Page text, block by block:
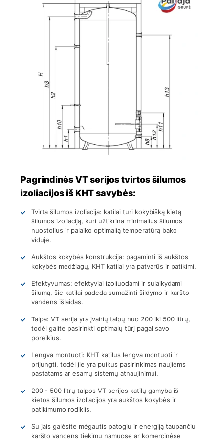
Pagrindinės VT serijos tvirtos šilumos
izoliacijos iš KHT savybės:
Tvirta šilumos izoliacija: katilai turi kokybišką kietą
šilumos izoliaciją, kuri užtikrina minimalius šilumos
nuostolius ir palaiko optimalią temperatūrą bako
viduje.
Aukštos kokybės konstrukcija: pagaminti iš aukštos
kokybės medžiagų, KHT katilai yra patvarūs ir patikimi.
Efektyvumas: efektyviai izoliuodami ir sulaikydami
šilumą, šie katilai padeda sumažinti šildymo ir karšto
vandens išlaidas.
Talpa: VT serija yra įvairių talpų nuo 200 iki 500 litrų,
todėl galite pasirinkti optimalų tūrį pagal savo
poreikius.
Lengva montuoti: KHT katilus lengva montuoti ir
prijungti, todėl jie yra puikus pasirinkimas naujiems
pastatams ar esamų sistemų atnaujinimui.
200 - 500 litrų talpos VT serijos katilų gamyba iš
kietos šilumos izoliacijos yra aukštos kokybės ir
patikimumo rodiklis.
Su jais galėsite mėgautis patogiu ir energiją taupančiu
karšto vandens tiekimu namuose ar komercinėse